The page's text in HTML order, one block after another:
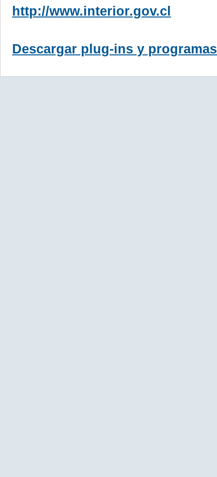
http://www.interior.gov.cl
Descargar plug-ins y